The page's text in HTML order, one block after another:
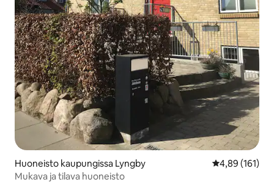
Huoneisto kaupungissa Lyngby
4,89 (161)
Mukava ja tilava huoneisto